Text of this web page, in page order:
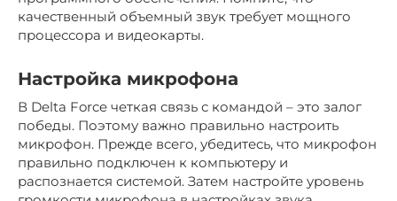
качественный объемный звук требует мощного
процессора и видеокарты.
Настройка микрофона
В Delta Force четкая связь с командой – это залог
победы. Поэтому важно правильно настроить
микрофон. Прежде всего, убедитесь, что микрофон
правильно подключен к компьютеру и
распознается системой. Затем настройте уровень